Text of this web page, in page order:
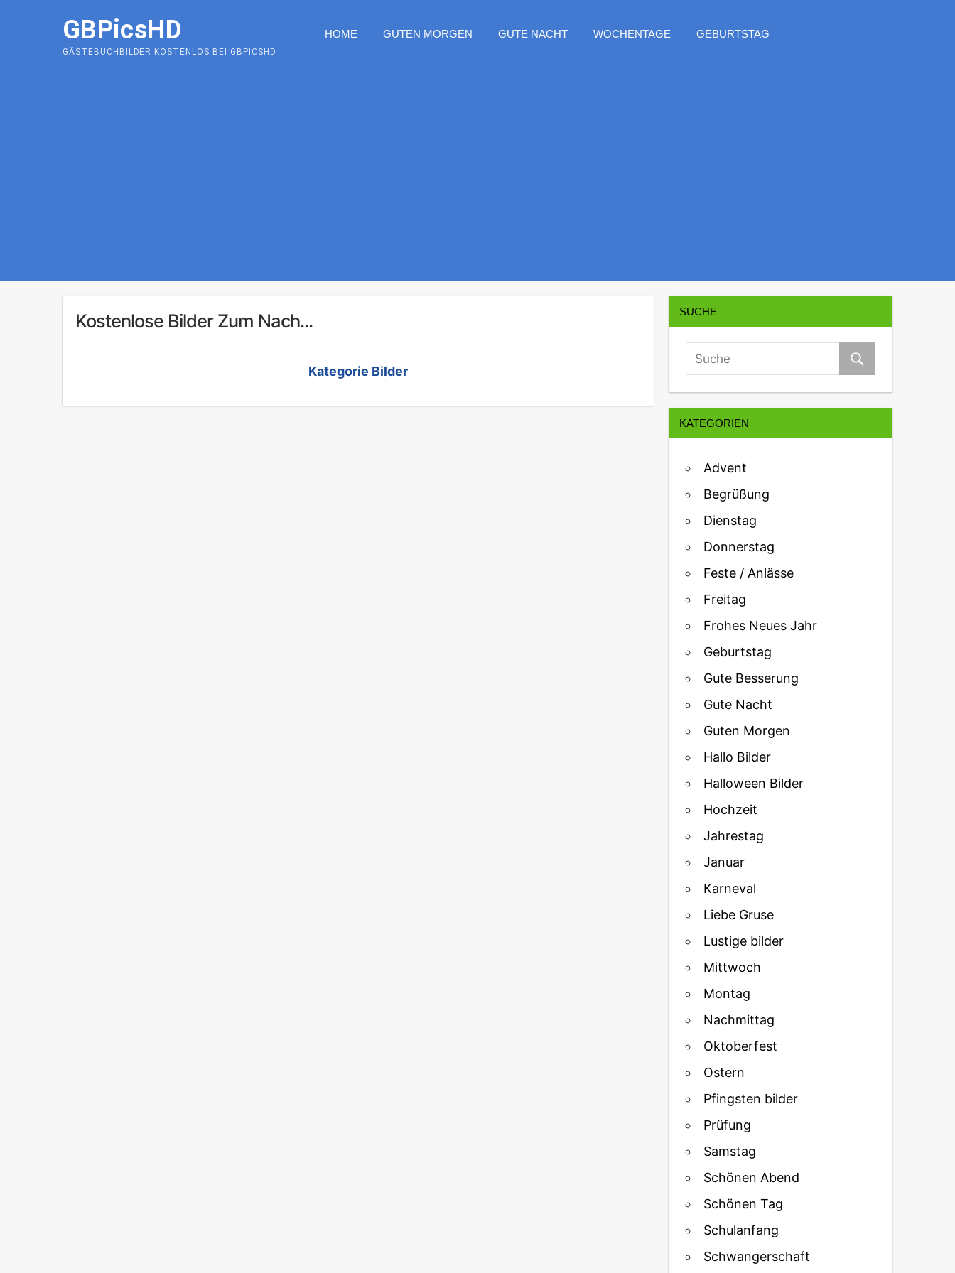
GBPicsHD
GÄSTEBUCHBILDER KOSTENLOS BEI GBPICSHD
HOME GUTEN MORGEN GUTE NACHT WOCHENTAGE GEBURTSTAG
Kostenlose Bilder Zum Nach...
Kategorie Bilder
SUCHE
KATEGORIEN
Advent
Begrüßung
Dienstag
Donnerstag
Feste / Anlässe
Freitag
Frohes Neues Jahr
Geburtstag
Gute Besserung
Gute Nacht
Guten Morgen
Hallo Bilder
Halloween Bilder
Hochzeit
Jahrestag
Januar
Karneval
Liebe Gruse
Lustige bilder
Mittwoch
Montag
Nachmittag
Oktoberfest
Ostern
Pfingsten bilder
Prüfung
Samstag
Schönen Abend
Schönen Tag
Schulanfang
Schwangerschaft